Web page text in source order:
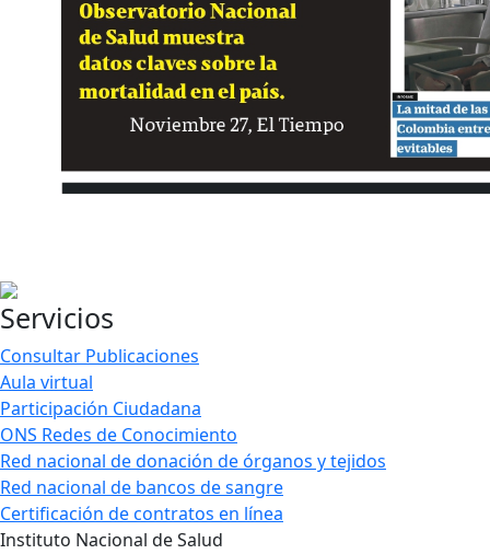
Servicios
Consultar Publicaciones
Aula virtual
Participación Ciudadana
ONS Redes de Conocimiento
Red nacional de donación de órganos y tejidos
Red nacional de bancos de sangre
Certificación de contratos en línea
Instituto Nacional de Salud